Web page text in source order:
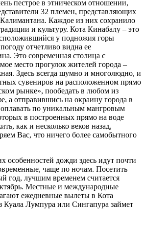
пестрое в этническом отношении,
32 племен, представляющих
Каждое из них сохранило
и культуру. Кота Кинабалу – это
у подножия горы
отчетливо видна ее
Это современная столица с
место прогулок жителей города –
Здесь всегда шумно и многолюдно, и
сувениров на расположенном прямо
рынке», пообедать в любом из
а отправившись на окраину города в
по уникальным мангровым
в построенных прямо на воде
как и несколько веков назад,
Вас, что ничего более самобытного
особенностей дожди здесь идут почти
чаще по ночам. Посетить
год, лучшим временем считается
Местные и международные
ежедневные вылеты в Кота
Куала Лумпура или Сингапура займет